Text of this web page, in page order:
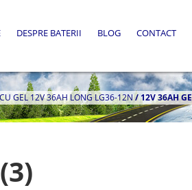
DESPRE BATERII BLOG CONTACT
GEL 12V 36AH LONG LG36-12N/12V 36AH